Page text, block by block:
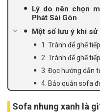
Lý do nên chọn
Phát Sài Gòn
Một số lưu ý khi
1. Tránh để ghế
2. Tránh để ghế
3. Đọc hướng dẫn
4. Bảo quản sofa
Sofa nhung xanh là